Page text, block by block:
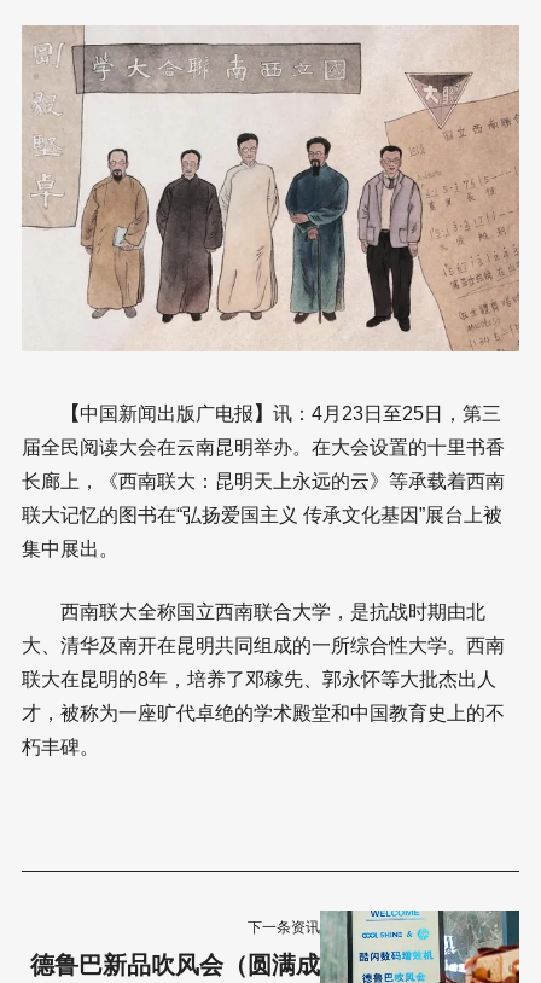
【中国新闻出版广电报 】 讯：4月23日至25日，第三
届全民阅读大会在云南昆明举办。在大会设置的十里书香
长廊上，《西南联大：昆明天上永远的云》等承载着西南
联大记忆的图书在“弘扬爱国主义 传承文化基因”展台上被
集中展出。
西南联大全称国立西南联合大学，是抗战时期由北
大、清华及南开在昆明共同组成的一所综合性大学。西南
联大在昆明的8年，培养了邓稼先、郭永怀等大批杰出人
才，被称为一座旷代卓绝的学术殿堂和中国教育史上的不
朽丰碑。
下一条资讯
德鲁巴新品吹风会（圆满成